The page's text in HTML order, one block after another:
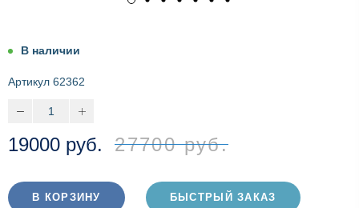
В наличии
Артикул 62362
19000 руб. 27700 руб.
В КОРЗИНУ БЫСТРЫЙ ЗАКАЗ